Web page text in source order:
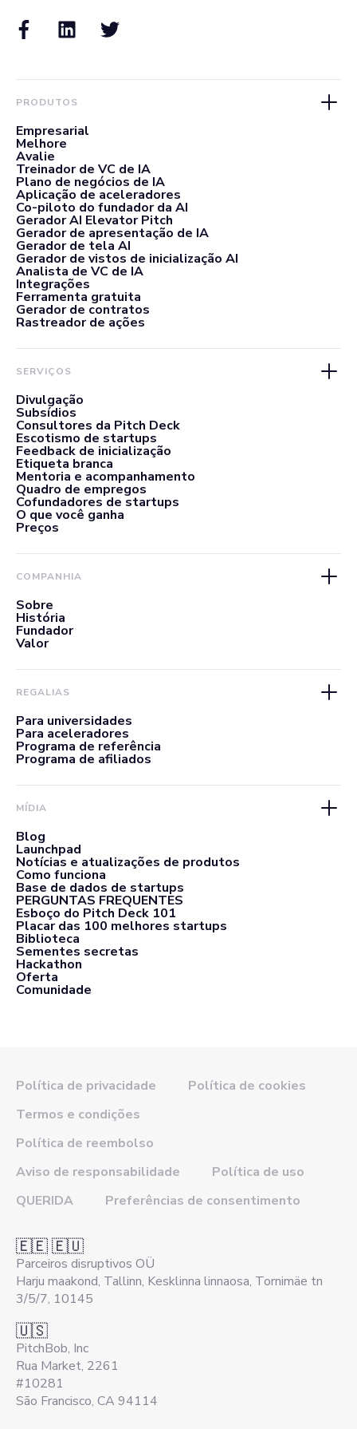
PRODUTOS
Empresarial
Melhore
Avalie
Treinador de VC de IA
Plano de negócios de IA
Aplicação de aceleradores
Co-piloto do fundador da AI
Gerador AI Elevator Pitch
Gerador de apresentação de IA
Gerador de tela AI
Gerador de vistos de inicialização AI
Analista de VC de IA
Integrações
Ferramenta gratuita
Gerador de contratos
Rastreador de ações
SERVIÇOS
Divulgação
Subsídios
Consultores da Pitch Deck
Escotismo de startups
Feedback de inicialização
Etiqueta branca
Mentoria e acompanhamento
Quadro de empregos
Cofundadores de startups
O que você ganha
Preços
COMPANHIA
Sobre
História
Fundador
Valor
REGALIAS
Para universidades
Para aceleradores
Programa de referência
Programa de afiliados
MÍDIA
Blog
Launchpad
Notícias e atualizações de produtos
Como funciona
Base de dados de startups
PERGUNTAS FREQUENTES
Esboço do Pitch Deck 101
Placar das 100 melhores startups
Biblioteca
Sementes secretas
Hackathon
Oferta
Comunidade
Política de privacidade
Política de cookies
Termos e condições
Política de reembolso
Aviso de responsabilidade
Política de uso
QUERIDA
Preferências de consentimento
🇪🇪 🇪🇺
Parceiros disruptivos OÜ
Harju maakond, Tallinn, Kesklinna linnaosa, Tornimäe tn
3/5/7, 10145
🇺🇸
PitchBob, Inc
Rua Market, 2261
#10281
São Francisco, CA 94114